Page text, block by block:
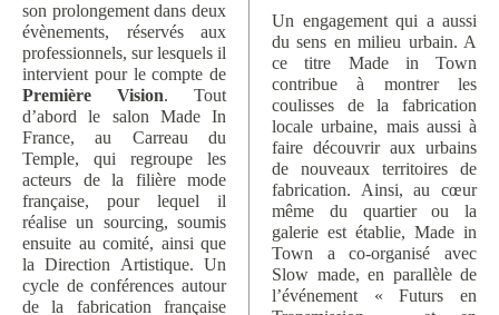
son prolongement dans deux
évènements, réservés aux
professionnels, sur lesquels il
intervient pour le compte de
Première Vision. Tout
d’abord le salon Made In
France, au Carreau du
Temple, qui regroupe les
acteurs de la filière mode
française, pour lequel il
réalise un sourcing, soumis
ensuite au comité, ainsi que
la Direction Artistique. Un
cycle de conférences autour
de la fabrication française
Un engagement qui a aussi
du sens en milieu urbain. A
ce titre Made in Town
contribue à montrer les
coulisses de la fabrication
locale urbaine, mais aussi à
faire découvrir aux urbains
de nouveaux territoires de
fabrication. Ainsi, au cœur
même du quartier ou la
galerie est établie, Made in
Town a co-organisé avec
Slow made, en parallèle de
l’événement « Futurs en